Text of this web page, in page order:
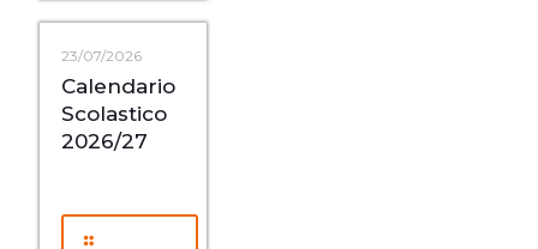
23/07/2026
Calendario
Scolastico
2026/27